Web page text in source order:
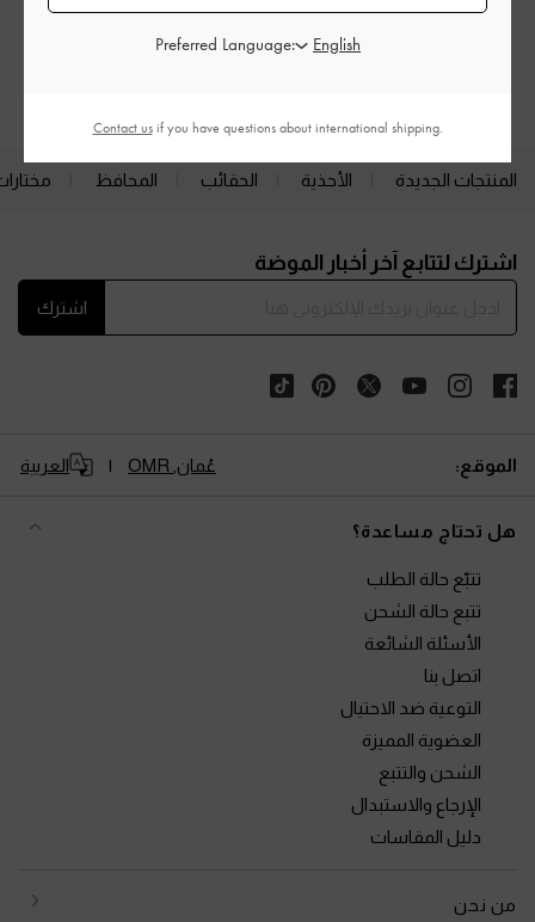
الفئات ذات الصلة
المنتجات الجديدة الأحذية الحقائب المحافظ
اشترك لتتابع آخر أخبار الموضة
اشترك
الموقع: عُمان, OMR العربية
هل تحتاج مساعدة؟
تتبّع حالة الطلب
تتبع حالة الشحن
الأسئلة الشائعة
اتصل بنا
التوعية ضد الاحتيال
العضوية المميزة
الشحن والتتبع
الإرجاع والاستبدال
دليل المقاسات
من نحن
Preferred Language:
Contact usif you have questions about international shipping.